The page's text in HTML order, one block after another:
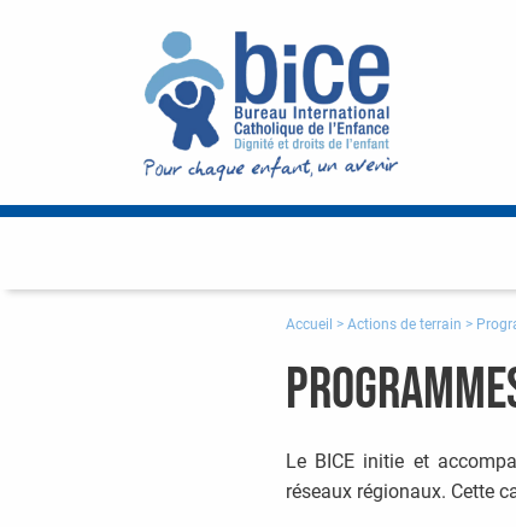
Accueil > Actions de terrain >
Le BICE initie et
réseaux régionaux. Cette